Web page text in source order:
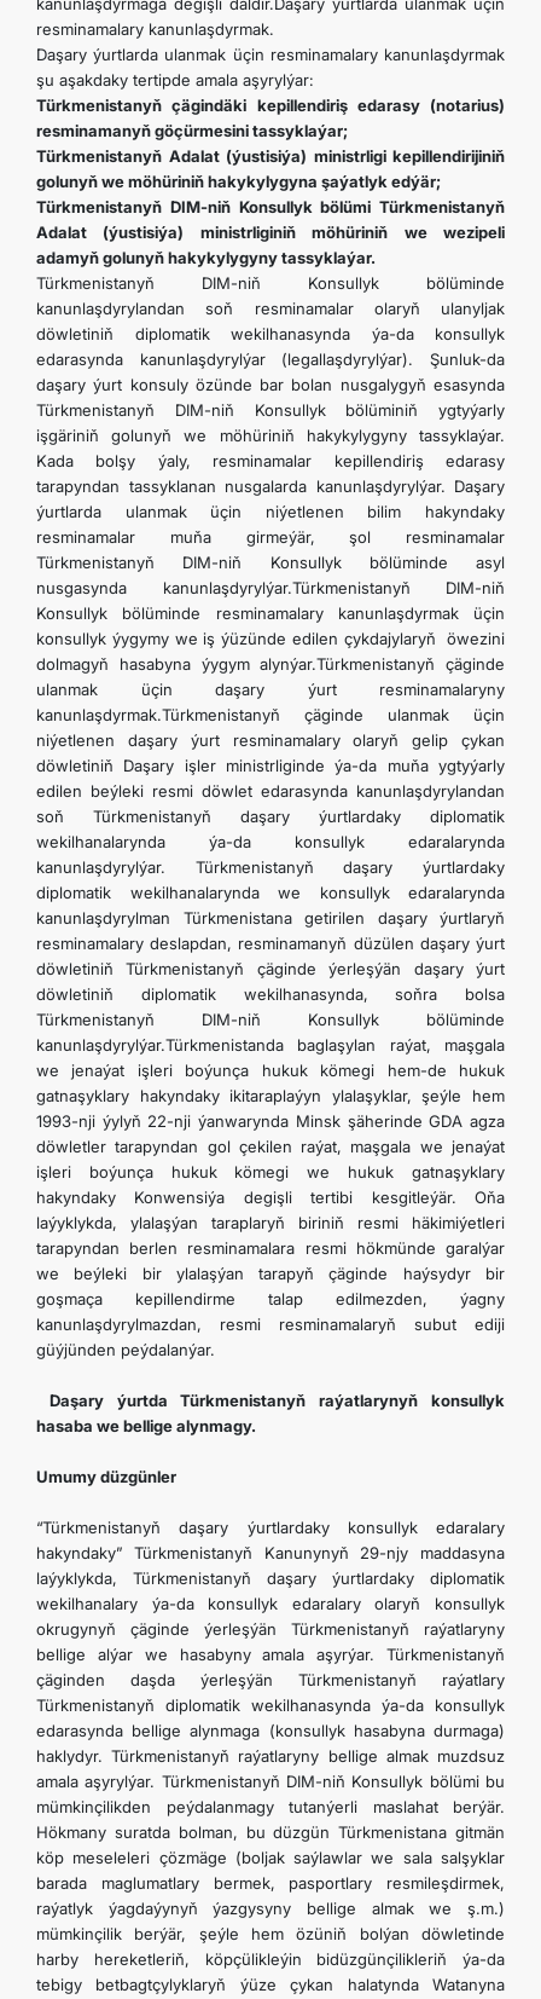
resminamalary kanunlaşdyrmak.
Daşary ýurtlarda ulanmak üçin resminamalary kanunlaşdyrmak
şu aşakdaky tertipde amala aşyrylýar:
Türkmenistanyň çägindäki kepillendiriş edarasy (notarius)
resminamanyň göçürmesini tassyklaýar;
Türkmenistanyň Adalat (ýustisiýa) ministrligi kepillendirijiniň
golunyň we möhüriniň hakykylygyna şaýatlyk edýär;
Türkmenistanyň DIM-niň Konsullyk bölümi Türkmenistanyň
Adalat (ýustisiýa) ministrliginiň möhüriniň we wezipeli
adamyň golunyň hakykylygyny tassyklaýar.
Türkmenistanyň DIM-niň Konsullyk bölüminde
kanunlaşdyrylandan soň resminamalar olaryň ulanyljak
döwletiniň diplomatik wekilhanasynda ýa-da konsullyk
edarasynda kanunlaşdyrylýar (legallaşdyrylýar). Şunluk-da
daşary ýurt konsuly özünde bar bolan nusgalygyň esasynda
Türkmenistanyň DIM-niň Konsullyk bölüminiň ygtyýarly
işgäriniň golunyň we möhüriniň hakykylygyny tassyklaýar.
Kada bolşy ýaly, resminamalar kepillendiriş edarasy
tarapyndan tassyklanan nusgalarda kanunlaşdyrylýar. Daşary
ýurtlarda ulanmak üçin niýetlenen bilim hakyndaky
resminamalar muňa girmeýär, şol resminamalar
Türkmenistanyň DIM-niň Konsullyk bölüminde asyl
nusgasynda kanunlaşdyrylýar.Türkmenistanyň DIM-niň
Konsullyk bölüminde resminamalary kanunlaşdyrmak üçin
konsullyk ýygymy we iş ýüzünde edilen çykdajylaryň öwezini
dolmagyň hasabyna ýygym alynýar.Türkmenistanyň çäginde
ulanmak üçin daşary ýurt resminamalaryny
kanunlaşdyrmak.Türkmenistanyň çäginde ulanmak üçin
niýetlenen daşary ýurt resminamalary olaryň gelip çykan
döwletiniň Daşary işler ministrliginde ýa-da muňa ygtyýarly
edilen beýleki resmi döwlet edarasynda kanunlaşdyrylandan
soň Türkmenistanyň daşary ýurtlardaky diplomatik
wekilhanalarynda ýa-da konsullyk edaralarynda
kanunlaşdyrylýar. Türkmenistanyň daşary ýurtlardaky
diplomatik wekilhanalarynda we konsullyk edaralarynda
kanunlaşdyrylman Türkmenistana getirilen daşary ýurtlaryň
resminamalary deslapdan, resminamanyň düzülen daşary ýurt
döwletiniň Türkmenistanyň çäginde ýerleşýän daşary ýurt
döwletiniň diplomatik wekilhanasynda, soňra bolsa
Türkmenistanyň DIM-niň Konsullyk bölüminde
kanunlaşdyrylýar.Türkmenistanda baglaşylan raýat, maşgala
we jenaýat işleri boýunça hukuk kömegi hem-de hukuk
gatnaşyklary hakyndaky ikitaraplaýyn ylalaşyklar, şeýle hem
1993-nji ýylyň 22-nji ýanwarynda Minsk şäherinde GDA agza
döwletler tarapyndan gol çekilen raýat, maşgala we jenaýat
işleri boýunça hukuk kömegi we hukuk gatnaşyklary
hakyndaky Konwensiýa degişli tertibi kesgitleýär. Oňa
laýyklykda, ylalaşýan taraplaryň biriniň resmi häkimiýetleri
tarapyndan berlen resminamalara resmi hökmünde garalýar
we beýleki bir ylalaşýan tarapyň çäginde haýsydyr bir
goşmaça kepillendirme talap edilmezden, ýagny
kanunlaşdyrylmazdan, resmi resminamalaryň subut ediji
güýjünden peýdalanýar.
Daşary ýurtda Türkmenistanyň raýatlarynyň konsullyk
hasaba we bellige alynmagy.
Umumy düzgünler
“Türkmenistanyň daşary ýurtlardaky konsullyk edaralary
hakyndaky” Türkmenistanyň Kanunynyň 29-njy maddasyna
laýyklykda, Türkmenistanyň daşary ýurtlardaky diplomatik
wekilhanalary ýa-da konsullyk edaralary olaryň konsullyk
okrugynyň çäginde ýerleşýän Türkmenistanyň raýatlaryny
bellige alýar we hasabyny amala aşyrýar. Türkmenistanyň
çäginden daşda ýerleşýän Türkmenistanyň raýatlary
Türkmenistanyň diplomatik wekilhanasynda ýa-da konsullyk
edarasynda bellige alynmaga (konsullyk hasabyna durmaga)
haklydyr. Türkmenistanyň raýatlaryny bellige almak muzdsuz
amala aşyrylýar. Türkmenistanyň DIM-niň Konsullyk bölümi bu
mümkinçilikden peýdalanmagy tutanýerli maslahat berýär.
Hökmany suratda bolman, bu düzgün Türkmenistana gitmän
köp meseleleri çözmäge (boljak saýlawlar we sala salşyklar
barada maglumatlary bermek, pasportlary resmileşdirmek,
raýatlyk ýagdaýynyň ýazgysyny bellige almak we ş.m.)
mümkinçilik berýär, şeýle hem özüniň bolýan döwletinde
harby hereketleriň, köpçülikleýin bidüzgünçilikleriň ýa-da
tebigy betbagtçylyklaryň ýüze çykan halatynda Watanyna